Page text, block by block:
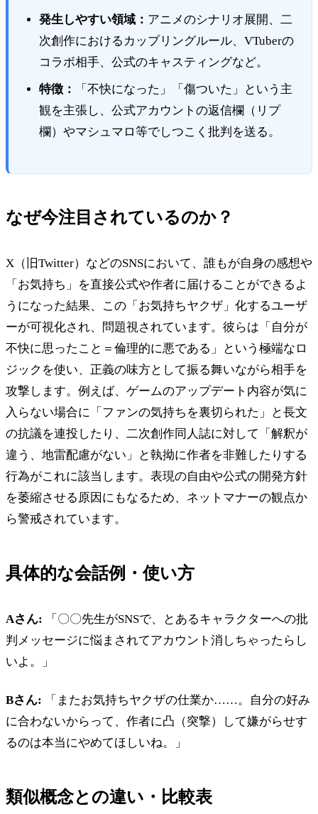
発生しやすい領域： アニメのシナリオ展開、二
次創作におけるカップリングルール、VTuberの
コラボ相手、公式のキャスティングなど。
特徴：
「不快になった」「傷ついた」という主
観を主張し、公式アカウントの返信欄（リプ
欄）やマシュマロ等でしつこく批判を送る。
なぜ今注目されているのか？
X（旧Twitter）などのSNSにおいて、誰もが自身の感想や
「お気持ち」を直接公式や作者に届けることができるよ
うになった結果、この「お気持ちヤクザ」化するユーザ
ーが可視化され、問題視されています。彼らは「自分が
不快に思ったこと＝倫理的に悪である」という極端なロ
ジックを使い、正義の味方として振る舞いながら相手を
攻撃します。例えば、ゲームのアップデート内容が気に
入らない場合に「ファンの気持ちを裏切られた」と長文
の抗議を連投したり、二次創作同人誌に対して「解釈が
違う、地雷配慮がない」と執拗に作者を非難したりする
行為がこれに該当します。表現の自由や公式の開発方針
を萎縮させる原因にもなるため、ネットマナーの観点か
ら警戒されています。
具体的な会話例・使い方
Aさん: 「〇〇先生がSNSで、とあるキャラクターへの批
判メッセージに悩まされてアカウント消しちゃったらし
いよ。」
Bさん: 「またお気持ちヤクザの仕業か……。自分の好み
に合わないからって、作者に凸（突撃）して嫌がらせす
るのは本当にやめてほしいね。」
類似概念との違い・比較表